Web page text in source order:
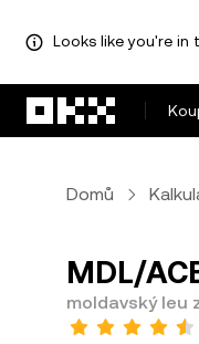
Looks like you're
Domů
MDL/
moldavský leu